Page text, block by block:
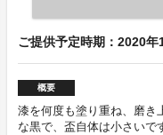
ご提供予定時期：2020
概要
漆を何度も塗り重ね、磨き
な黒で、盃自体は小さいで